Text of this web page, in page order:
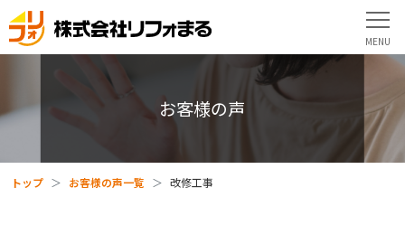
お客様の声
トップ お客様の声一覧 改修工事